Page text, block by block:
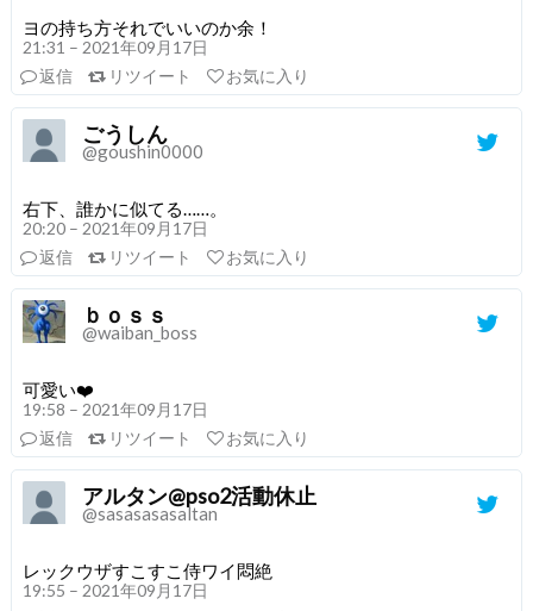
ヨの持ち方それでいいのか余！
21:31 – 2021年09月17日
返信
リツイート お気に入り
ごうしん
@goushin0000
右下、誰かに似てる……。
20:20 – 2021年09月17日
返信
リツイート お気に入り
ｂｏｓｓ
@waiban_boss
可愛い❤️
19:58 – 2021年09月17日
返信
リツイート お気に入り
アルタン@pso2活動休止
@sasasasasaltan
レックウザすこすこ侍ワイ悶絶
19:55 – 2021年09月17日